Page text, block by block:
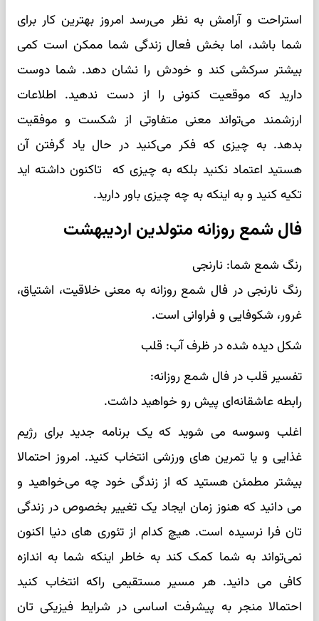
استراحت و آرامش به نظر می‌رسد امروز بهترین کار برای
شما باشد، اما بخش فعال زندگی شما ممکن است کمی
‌بیشتر سرکشی کند و خودش را نشان دهد. شما دوست
دارید که موقعیت کنونی را از دست ندهید. اطلاعات
ارزشمند می‌تواند معنی متفاوتی از شکست و موفقیت
بدهد. به چیزی که فکر می‌کنید در حال یاد گرفتن آن
هستید اعتماد نکنید بلکه به چیزی که تاکنون داشته اید
تکیه کنید و به اینکه به چه چیزی باور دارید.
فال شمع روزانه متولدین اردیبهشت
رنگ شمع شما: نارنجی
رنگ نارنجی در فال شمع روزانه به معنی خلاقیت، اشتیاق،
غرور، شکوفایی و فراوانی است.
شکل دیده شده در ظرف آب: قلب
تفسیر قلب در فال شمع روزانه:
رابطه عاشقانه‌ای پیش رو خواهید داشت.
اغلب وسوسه می شوید که یک برنامه جدید برای رژیم
غذایی و یا تمرین های ورزشی انتخاب کنید. امروز احتمالا
بیشتر مطمئن هستید که از زندگی خود چه می‌خواهید و
می دانید که هنوز زمان ایجاد یک تغییر بخصوص در زندگی
تان فرا نرسیده است. هیچ کدام از تئوری های دنیا اکنون
نمی‌تواند به شما کمک کند به خاطر اینکه شما به اندازه
کافی می دانید. هر مسیر مستقیمی راکه انتخاب کنید
احتمالا منجر به پیشرفت اساسی در شرایط فیزیکی تان